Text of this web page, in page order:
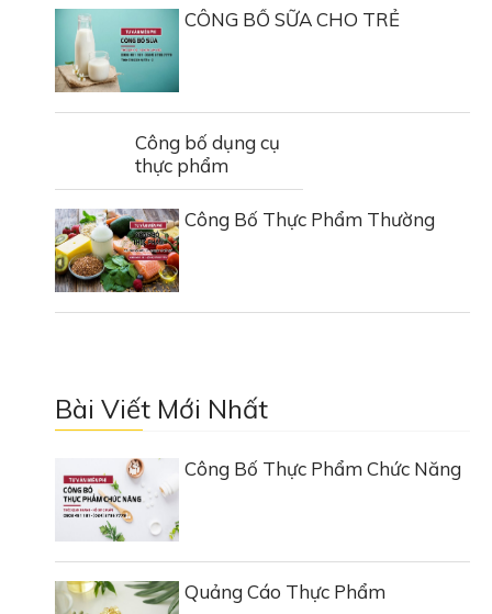
CÔNG BỐ SỮA CHO TRẺ
Công bố dụng cụ
thực phẩm
Công Bố Thực Phẩm Thường
Bài Viết Mới Nhất
Công Bố Thực Phẩm Chức Năng
Quảng Cáo Thực Phẩm